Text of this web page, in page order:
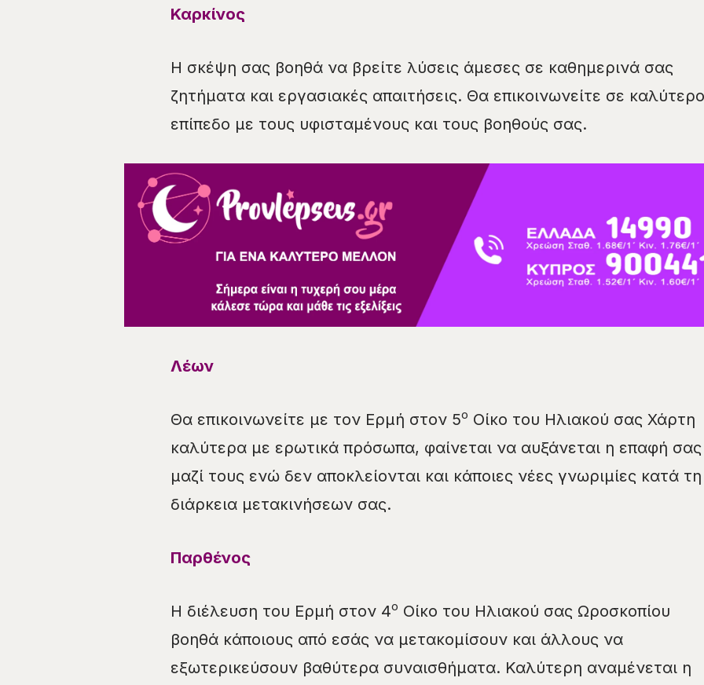
Καρκίνος
Η σκέψη σας βοηθά να βρείτε λύσεις άμεσες σε καθημερινά σας
ζητήματα και εργασιακές απαιτήσεις. Θα επικοινωνείτε σε καλύτερο
επίπεδο με τους υφισταμένους και τους βοηθούς σας.
Λέων
Θα επικοινωνείτε με τον Ερμή στον 5ο Οίκο του Ηλιακού σας Χάρτη
καλύτερα με ερωτικά πρόσωπα, φαίνεται να αυξάνεται η επαφή σας
μαζί τους ενώ δεν αποκλείονται και κάποιες νέες γνωριμίες κατά τη
διάρκεια μετακινήσεων σας.
Παρθένος
Η διέλευση του Ερμή στον 4ο Οίκο του Ηλιακού σας Ωροσκοπίου
βοηθά κάποιους από εσάς να μετακομίσουν και άλλους να
εξωτερικεύσουν βαθύτερα συναισθήματα. Καλύτερη αναμένεται η